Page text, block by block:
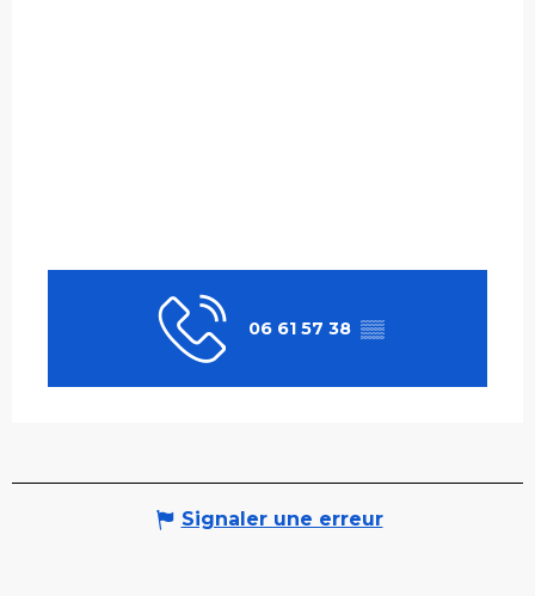
06 61 57 38 ▒▒
Signaler une erreur